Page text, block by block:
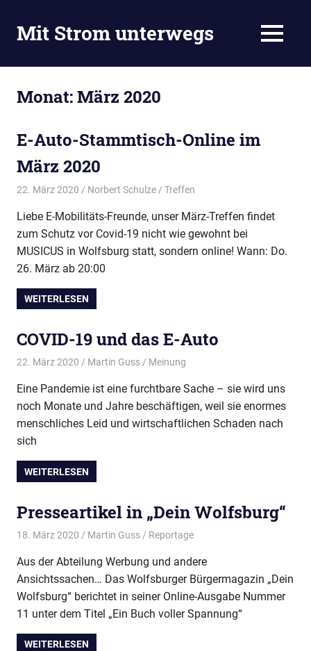
Inhalt
springen
Mit Strom unterwegs
Auto-
in
Wolfsburg.
Unsere
kommen
aus
Landkreis
Gifhorn,
Braunschweig,
Peine,
Helmstedt.
treffen
uns
regelmäßig
Erfahrungsaustausch.
MENÜ
Monat:März 2020
E-Auto-Stammtisch-Online im
März 2020
22. März 2020 Norbert Schulze Treffen
Liebe E-Mobilitäts-Freunde, unser März-Treffen findet
zum Schutz vor Covid-19 nicht wie gewohnt bei
MUSICUS in Wolfsburg statt, sondern online! Wann: Do.
26. März ab 20:00
WEITERLESEN
COVID-19 und das E-Auto
22. März 2020 Martin Guss Meinung
Eine Pandemie ist eine furchtbare Sache – sie wird uns
noch Monate und Jahre beschäftigen, weil sie enormes
menschliches Leid und wirtschaftlichen Schaden nach
sich
WEITERLESEN
Presseartikel in „Dein Wolfsburg“
18. März 2020 Martin Guss Reportage
Aus der Abteilung Werbung und andere
Ansichtssachen… Das Wolfsburger Bürgermagazin „Dein
Wolfsburg“ berichtet in seiner Online-Ausgabe Nummer
11 unter dem Titel „Ein Buch voller Spannung“
WEITERLESEN